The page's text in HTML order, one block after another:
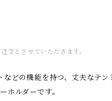
文とさせていただきます。
どの機能を持つ、丈夫なテン
ホルダーです。